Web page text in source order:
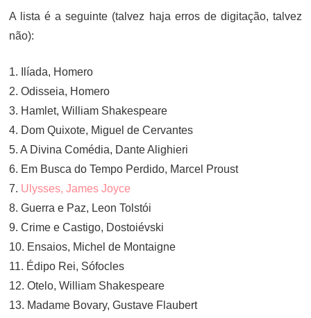
A lista é a seguinte (talvez haja erros de digitação, talvez
não):
1. Ilíada, Homero
2. Odisseia, Homero
3. Hamlet, William Shakespeare
4. Dom Quixote, Miguel de Cervantes
5. A Divina Comédia, Dante Alighieri
6. Em Busca do Tempo Perdido, Marcel Proust
7. Ulysses, James Joyce
8. Guerra e Paz, Leon Tolstói
9. Crime e Castigo, Dostoiévski
10. Ensaios, Michel de Montaigne
11. Édipo Rei, Sófocles
12. Otelo, William Shakespeare
13. Madame Bovary, Gustave Flaubert